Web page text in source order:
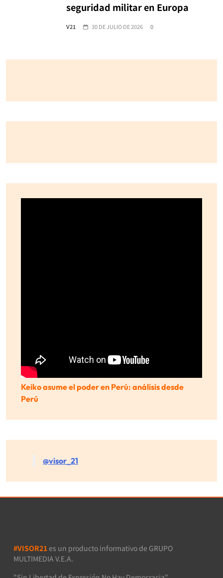
seguridad militar en Europa
V21 30 DE JULIO DE 2026 0
Keiko asume el poder en Perú: análisis desde
Perú
@visor_21
#VISOR21 es un producto informativo de GRUPO
MULTIMEDIA V.E.A.